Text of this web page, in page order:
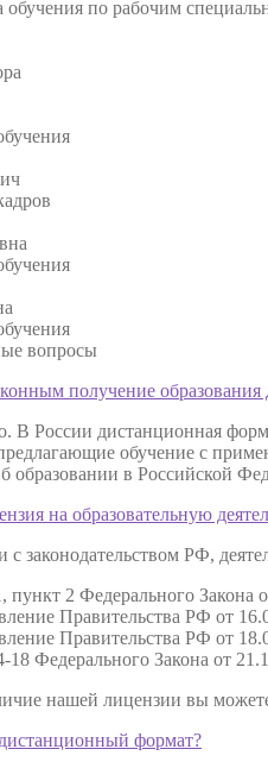
обучения по рабочим
вопросы
получение
В России дистанционная
обучение с
образовании в Российской
на образовательную
с законодательством РФ,
пункт 2 Федерального
Правительства РФ от
Правительства РФ от
18 Федерального Закона от
нашей лицензии вы
формат?